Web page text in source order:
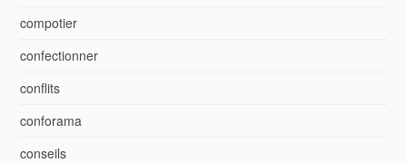
compotier
confectionner
conflits
conforama
conseils